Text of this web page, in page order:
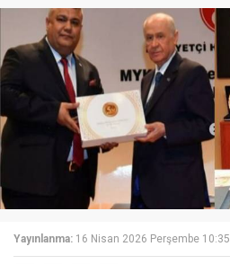
Yayınlanma: 16 Nisan 2026 Perşembe 10:35